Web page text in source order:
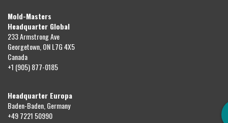
Mold-Masters
Headquarter Global
233 Armstrong Ave
Georgetown, ON L7G 4X5
Canada
+1 (905) 877-0185
Headquarter Europa
Baden-Baden, Germany
+49 7221 50990